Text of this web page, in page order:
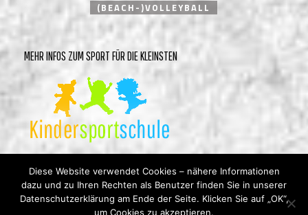
(BEACH-)VOLLEYBALL
MEHR INFOS ZUM SPORT FÜR DIE KLEINSTEN
Diese Website verwendet Cookies – nähere Informationen
dazu und zu Ihren Rechten als Benutzer finden Sie in unserer
Datenschutzerklärung am Ende der Seite. Klicken Sie auf „OK“,
um Cookies zu akzeptieren.